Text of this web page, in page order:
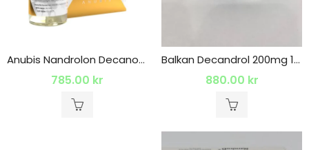
Anubis Nandrolon Decanoate 250 Mg 1 x 10ml
785.00 kr
Balkan Decandrol 200mg 10 x 1ml
880.00 kr